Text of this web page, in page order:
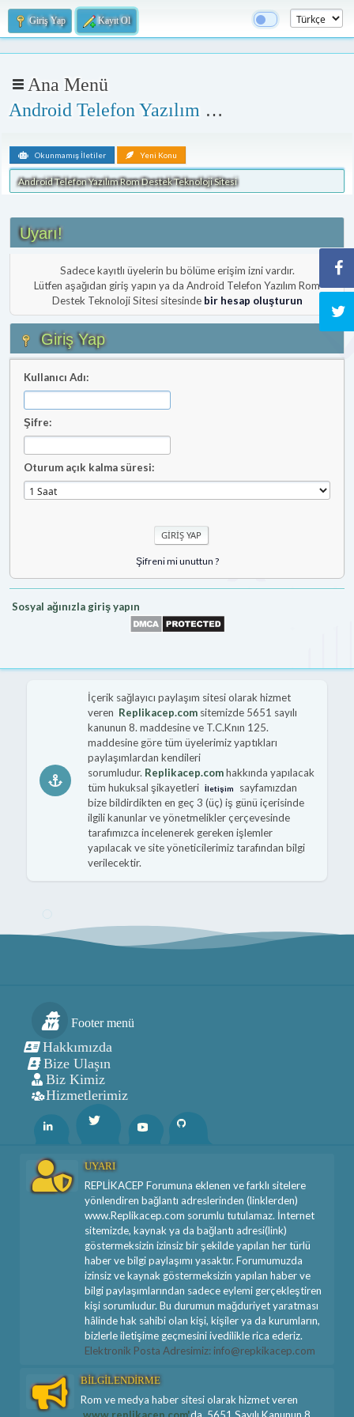
Giriş Yap Kayıt Ol
Ana Menü
Android Telefon Yazılım Rom Destek Teknoloji Sitesi
Okunmamış İletiler Yeni Konu
Android Telefon Yazılım Rom Destek Teknoloji Sitesi
Uyarı!
Sadece kayıtlı üyelerin bu bölüme erişim izni vardır.
Lütfen aşağıdan giriş yapın ya da Android Telefon Yazılım Rom
Destek Teknoloji Sitesi sitesinde bir hesap oluşturun
Giriş Yap
Kullanıcı Adı:
Şifre:
Oturum açık kalma süresi:
Şifreni mi unuttun ?
Sosyal ağınızla giriş yapın
İçerik sağlayıcı paylaşım sitesi olarak hizmet
veren Replikacep.comsitemizde 5651 sayılı
kanunun 8. maddesine ve T.C.Knın 125.
maddesine göre tüm üyelerimiz yaptıkları
paylaşımlardan kendileri
sorumludur. Replikacep.comhakkında yapılacak
tüm hukuksal şikayetleri İletişim
sayfamızdan
bize bildirdikten en geç 3 (üç) iş günü içerisinde
ilgili kanunlar ve yönetmelikler çerçevesinde
tarafımızca incelenerek gereken işlemler
yapılacak ve site yöneticilerimiz tarafından bilgi
verilecektir.
Footer menü
Hakkımızda
Bize Ulaşın
Biz Kimiz
Hizmetlerimiz
Linkedin Twitter Youtube Github
UYARI
REPLİKACEP Forumuna eklenen ve farklı sitelere
yönlendiren bağlantı adreslerinden (linklerden)
www.Replikacep.com sorumlu tutulamaz. İnternet
sitemizde, kaynak ya da bağlantı adresi(link)
göstermeksizin izinsiz bir şekilde yapılan her türlü
haber ve bilgi paylaşımı yasaktır. Forumumuzda
izinsiz ve kaynak göstermeksizin yapılan haber ve
bilgi paylaşımlarından sadece eylemi gerçekleştiren
kişi sorumludur. Bu durumun mağduriyet yaratması
hâlinde hak sahibi olan kişi, kişiler ya da kurumların,
bizlerle iletişime geçmesini ivedilikle rica ederiz.
Elektronik Posta Adresimiz: info@repkikacep.com
BİLGİLENDİRME
Rom ve medya haber sitesi olarak hizmet veren